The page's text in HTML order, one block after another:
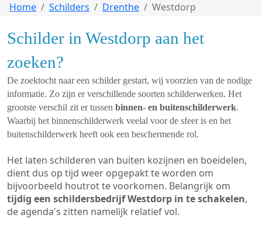
Home Schilders Drenthe Westdorp
Schilder in Westdorp aan het
zoeken?
De zoektocht naar een schilder gestart, wij voorzien van de nodige
informatie. Zo zijn er verschillende soorten schilderwerken. Het
grootste verschil zit er tussen binnen- en buitenschilderwerk.
Waarbij het binnenschilderwerk veelal voor de sfeer is en het
buitenschilderwerk heeft ook een beschermende rol.
Het laten schilderen van buiten kozijnen en boeidelen,
dient dus op tijd weer opgepakt te worden om
bijvoorbeeld houtrot te voorkomen. Belangrijk om
tijdig een schildersbedrijf Westdorp in te schakelen,
de agenda's zitten namelijk relatief vol.